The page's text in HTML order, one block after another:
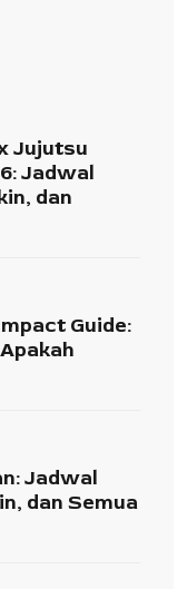
Jujutsu
Jadwal
dan
Guide:
Jadwal
dan Semua